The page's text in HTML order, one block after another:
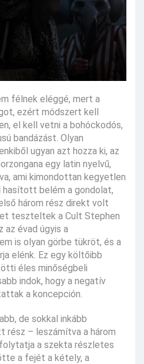
félnek eléggé, mert a
ezért módszert kell
el kell vetni a bohóckodós,
bandázást. Olyan
ugyan azt hozza ki, az
egy latin nyelvű,
ami kimondottan kegyetlen
hasított belém a gondolat,
három rész direkt volt
teszteltek a Cult Stephen
az évad úgyis a
is olyan görbe tükröt, és a
elénk. Ez egy költőibb
éles minőségbeli
indok, hogy a negatív
a koncepción.
de sokkal inkább
rész – leszámítva a három
a szekta részletes
a fejét a kétely, a